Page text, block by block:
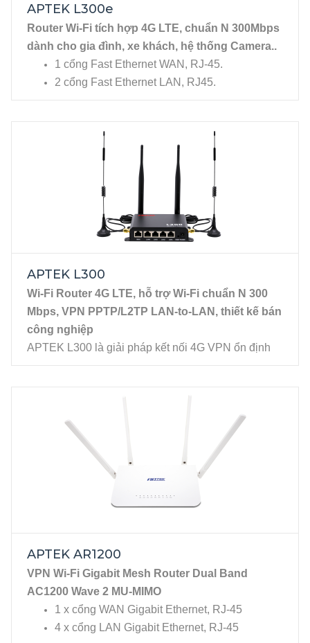
APTEK L300e
Router Wi-Fi tích hợp 4G LTE, chuẩn N 300Mbps
dành cho gia đình, xe khách, hệ thống Camera..
1 cổng Fast Ethernet WAN, RJ-45.
2 cổng Fast Ethernet LAN, RJ45.
APTEK L300
Wi-Fi Router 4G LTE, hỗ trợ Wi-Fi chuẩn N 300
Mbps, VPN PPTP/L2TP LAN-to-LAN, thiết kế bán
công nghiệp
APTEK L300 là giải pháp kết nối 4G VPN ổn định
giúp nhanh chóng kết nối Internet ở bất cứ đâu miễn
có sóng di động. Đặc biệt tính năng VPN
(PPTP/L2TP & LAN-to-LAN) giúp thiết lập kết nối
mạng riêng ảo giữa các chi nhánh hoặc từ xa an
nối 4G do không có IP public, không thể NAT port
LAN RJ45
802.11n, tốc độ 300Mbps
APTEK AR1200
VPN Wi-Fi Gigabit Mesh Router Dual Band
AC1200 Wave 2 MU-MIMO
1 x cổng WAN Gigabit Ethernet, RJ-45
4 x cổng LAN Gigabit Ethernet, RJ-45